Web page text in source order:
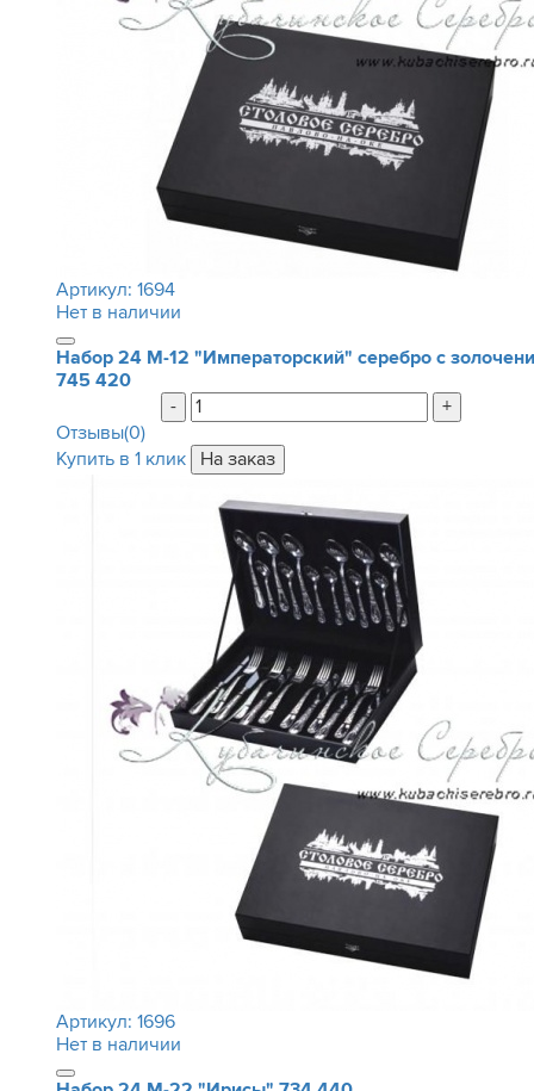
Артикул:1694
Нет в наличии
Набор 24 М-12 "Императорский" серебро с
745 420
-
+
Отзывы(0)
Купить в 1 клик
Артикул:1696
Нет в наличии